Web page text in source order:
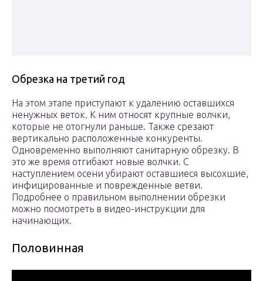
Обрезка на третий год
На этом этапе приступают к удалению оставшихся
ненужных веток. К ним относят крупные волчки,
которые не отогнули раньше. Также срезают
вертикально расположенные конкуренты.
Одновременно выполняют санитарную обрезку. В
это же время отгибают новые волчки. С
наступлением осени убирают оставшиеся высохшие,
инфицированные и поврежденные ветви.
Подробнее о правильном выполнении обрезки
можно посмотреть в видео-инструкции для
начинающих.
Половинная